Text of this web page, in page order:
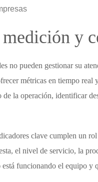
medición y
no pueden gestionar su
métricas en tiempo real
de la operación, identificar
clave cumplen un
el nivel de servicio, la
funcionando el equipo y